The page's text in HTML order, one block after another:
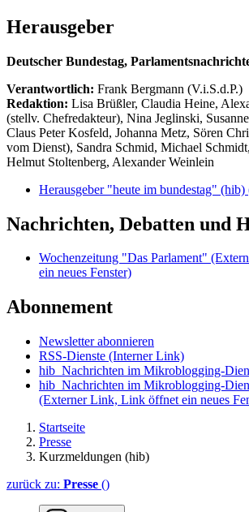
Herausgeber
Deutscher Bundestag,
Verantwortlich: Frank Bergmann (V.i.S.d.P.)
Redaktion: Lisa Brüßler, Claudia Heine,
(stellv. Chefredakteur), Nina Jeglinski,
Claus Peter Kosfeld, Johanna Metz, Sören
vom Dienst), Sandra Schmid, Michael
Helmut Stoltenberg, Alexander Weinlein
Herausgeber "heute im bundestag" (hib)
Nachrichten, Debatten und
Wochenzeitung "Das Parlament"
ein neues Fenster)
Abonnement
Newsletter abonnieren
RSS-Dienste (Interner Link)
hib_Nachrichten im Mikroblogging-
hib_Nachrichten im Mikroblogging-
(Externer Link, Link öffnet ein neues
Startseite
Presse
Kurzmeldungen (hib)
zurück zu: Presse ()